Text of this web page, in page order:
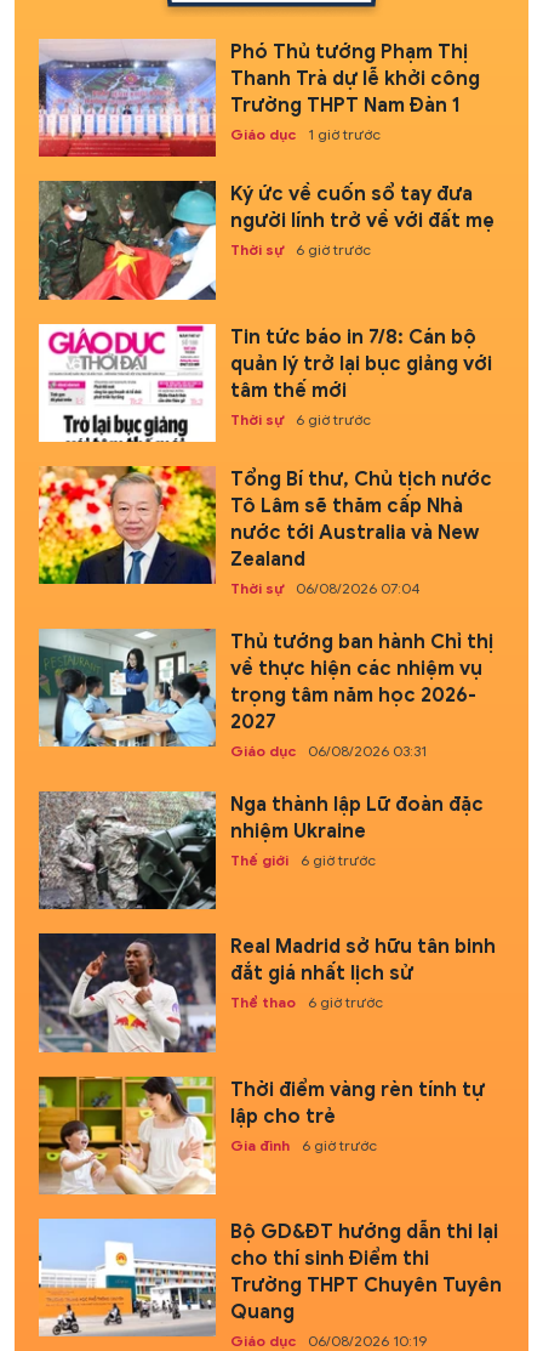
Phó Thủ tướng Phạm Thị
Thanh Trà dự lễ khởi công
Trường THPT Nam Đàn 1
Giáo dục 1 giờ trước
Ký ức về cuốn sổ tay đưa
người lính trở về với đất mẹ
Thời sự 6 giờ trước
Tin tức báo in 7/8: Cán bộ
quản lý trở lại bục giảng với
tâm thế mới
Thời sự 6 giờ trước
Tổng Bí thư, Chủ tịch nước
Tô Lâm sẽ thăm cấp Nhà
nước tới Australia và New
Zealand
Thời sự 06/08/2026 07:04
Thủ tướng ban hành Chỉ thị
về thực hiện các nhiệm vụ
trọng tâm năm học 2026-
2027
Giáo dục 06/08/2026 03:31
Nga thành lập Lữ đoàn đặc
nhiệm Ukraine
Thế giới 6 giờ trước
Real Madrid sở hữu tân binh
đắt giá nhất lịch sử
Thể thao 6 giờ trước
Thời điểm vàng rèn tính tự
lập cho trẻ
Gia đình 6 giờ trước
Bộ GD&ĐT hướng dẫn thi lại
cho thí sinh Điểm thi
Trường THPT Chuyên Tuyên
Quang
Giáo dục 06/08/2026 10:19